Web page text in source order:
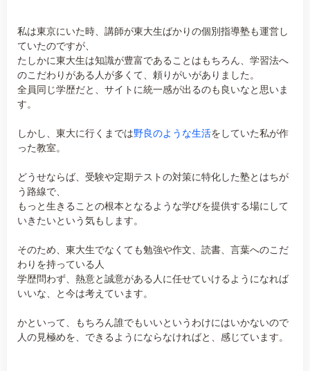
私は東京にいた時、講師が東大生ばかりの個別指導塾も運営し
ていたのですが、
たしかに東大生は知識が豊富であることはもちろん、学習法へ
のこだわりがある人が多くて、頼りがいがありました。
全員同じ学歴だと、サイトに統一感が出るのも良いなと思いま
す。
しかし、東大に行くまでは野良のような生活をしていた私が作
った教室。
どうせならば、受験や定期テストの対策に特化した塾とはちが
う路線で、
もっと生きることの根本となるような学びを提供する場にして
いきたいという気もします。
そのため、東大生でなくても勉強や作文、読書、言葉へのこだ
わりを持っている人
学歴問わず、熱意と誠意がある人に任せていけるようになれば
いいな、と今は考えています。
かといって、もちろん誰でもいいというわけにはいかないので
人の見極めを、できるようにならなければと、感じています。